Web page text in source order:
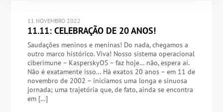
11 NOVEMBRO 2022
11.11: CELEBRAÇÃO DE 20 ANOS!
Saudações meninos e meninas! Do nada, chegamos a
outro marco histórico. Viva! Nosso sistema operacional
ciberimune – KasperskyOS – faz hoje… não, espera aí.
Não é exatamente isso… Há exatos 20 anos – em 11 de
novembro de 2002 – iniciamos uma longa e sinuosa
jornada; uma trajetória que, de fato, ainda se encontra
em […]